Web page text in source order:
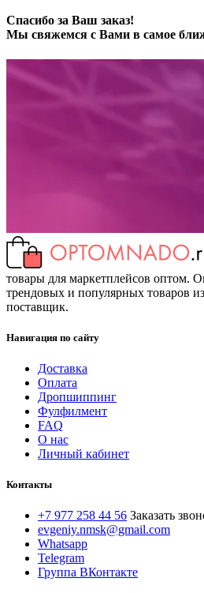
Спасибо за Ваш заказ!
Мы свяжемся с Вами в самое
товары для маркетплейсов оптом.
трендовых и популярных товаров
поставщик.
Навигация по сайту
Доставка
Оплата
Дропшиппинг
Фулфилмент
FAQ
О нас
Личный кабинет
Контакты
+7 977 258 44 56 Заказать
evgeniy.nmsk@gmail.com
Whatsapp
Telegram
Группа ВКонтакте